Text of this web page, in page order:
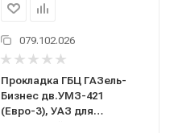
079.102.026
Прокладка ГБЦ ГАЗель-
Бизнес дв.УМЗ-421
(Евро-3), УАЗ для